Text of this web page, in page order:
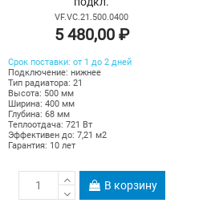
VF.VC.21.500.0400
5 480,00 ₽
Срок поставки: от 1 до 2 дней
Подключение: нижнее
Тип радиатора: 21
Высота: 500 мм
Ширина: 400 мм
Глубина: 68 мм
Теплоотдача: 721 Вт
Эффективен до: 7,21 м2
Гарантия: 10 лет
В корзину